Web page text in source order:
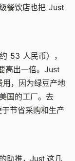
餐饮店也把 Just
53 人民币），
高出一倍。 Just
，因为绿豆产地
国的工厂。去
节省采购和生产
助推， Just 这几